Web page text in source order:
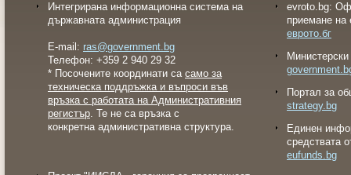
Интегрирана информационна система на
държавната администрация
E-mail: ras@government.bg
Телефон: +359 2 940 29 32
* Посочените координати са само за
техническа поддръжка и въпроси във
връзка с работата на Административния
регистър. Те не са връзка с
конкретна административна структура.
evroto.bg:
приемане на
еврото.бг
Портал за
strategy.bg
Eдинен
средствата
eufunds.bg